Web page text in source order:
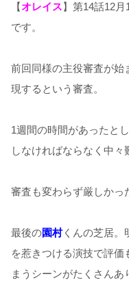
【オレイス】第14話12
です。
前回同様の主役審査が始
現するという審査。
1週間の時間があったと
しなければならなく中々
審査も変わらず厳しかっ
最後の園村くんの芝居。
を惹きつける演技で評価
まうシーンがたくさんあ